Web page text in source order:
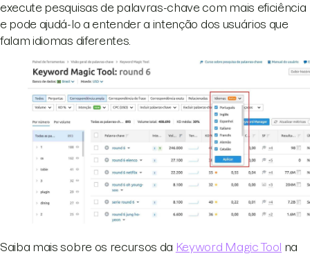
execute pesquisas de palavras-chave com mais eficiência
e pode ajudá-lo a entender a intenção dos usuários que
falam idiomas diferentes.
Saiba mais sobre os recursos da Keyword Magic Tool na